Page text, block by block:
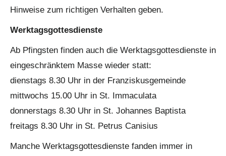
Hinweise zum richtigen Verhalten geben.
Werktagsgottesdienste
Ab Pfingsten finden auch die Werktagsgottesdienste in
eingeschränktem Masse wieder statt:
dienstags 8.30 Uhr in der Franziskusgemeinde
mittwochs 15.00 Uhr in St. Immaculata
donnerstags 8.30 Uhr in St. Johannes Baptista
freitags 8.30 Uhr in St. Petrus Canisius
Manche Werktagsgottesdienste fanden immer in